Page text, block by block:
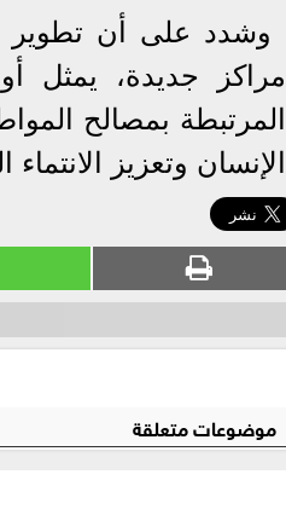
وشدد على أن تطوير
مراكز جديدة، يمثل
المرتبطة بمصالح
الإنسان وتعزيز الانتماء
موضوعات متعلقة